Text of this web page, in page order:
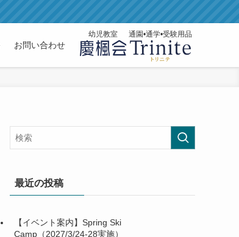
お問い合わせ
幼児教室 通園•通学•受験用品
最近の投稿
【イベント案内】Spring Ski
Camp（2027/3/24-28実施）